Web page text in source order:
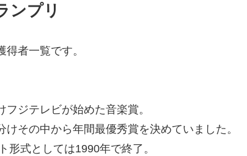
ンプリ
者一覧です。
ジテレビが始めた音楽賞。
その中から年間最優秀賞を決めていました。
形式としては1990年で終了。